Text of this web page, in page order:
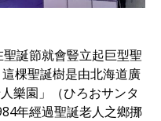
誕節就會豎立起巨型聖
棵聖誕樹是由北海道廣
樂園」（ひろおサンタ
年經過聖誕老人之鄉挪